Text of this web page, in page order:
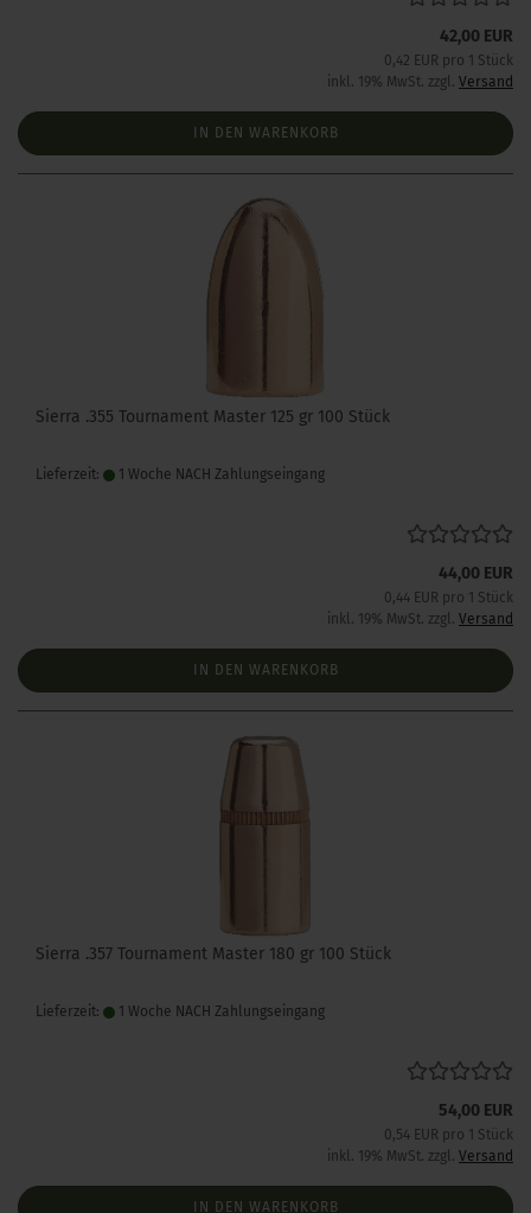
42,00 EUR
0,42 EUR pro 1 Stück
inkl. 19% MwSt. zzgl. Versand
IN DEN WARENKORB
Sierra .355 Tournament Master 125 gr 100 Stück
Lieferzeit: 1 Woche NACH Zahlungseingang
44,00 EUR
0,44 EUR pro 1 Stück
inkl. 19% MwSt. zzgl. Versand
IN DEN WARENKORB
Sierra .357 Tournament Master 180 gr 100 Stück
Lieferzeit: 1 Woche NACH Zahlungseingang
54,00 EUR
0,54 EUR pro 1 Stück
inkl. 19% MwSt. zzgl. Versand
IN DEN WARENKORB